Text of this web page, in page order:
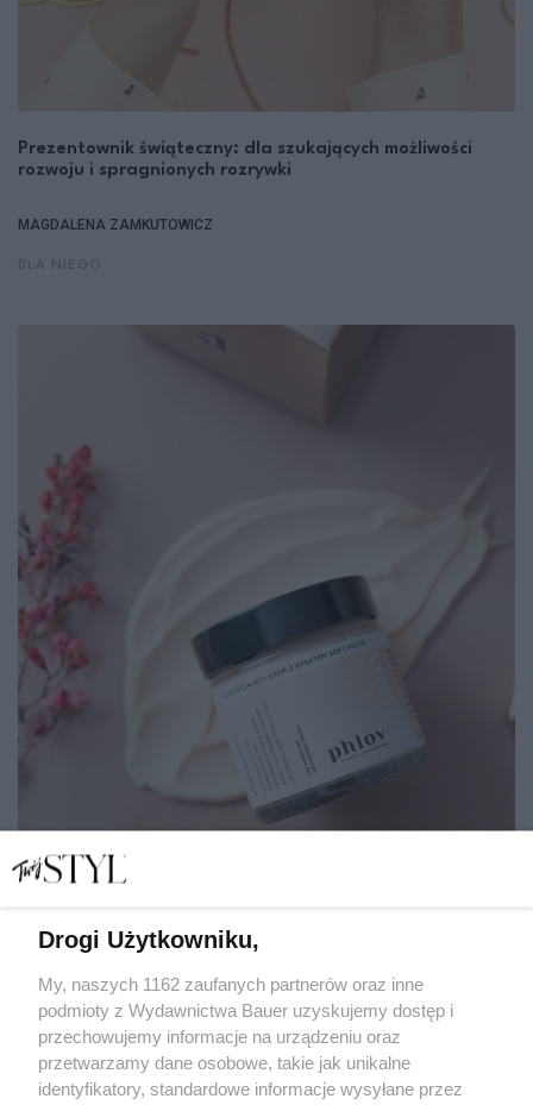
Prezentownik świąteczny: dla szukających możliwości
rozwoju i spragnionych rozrywki
MAGDALENA ZAMKUTOWICZ
pielęgnacji
MAGDALENA ZAMKUTOWICZ
DLA NIEJ
Drogi Użytkowniku,
My, naszych 1162 zaufanych partnerów oraz inne
podmioty z Wydawnictwa Bauer uzyskujemy dostęp i
przechowujemy informacje na urządzeniu oraz
przetwarzamy dane osobowe, takie jak unikalne
identyfikatory, standardowe informacje wysyłane przez